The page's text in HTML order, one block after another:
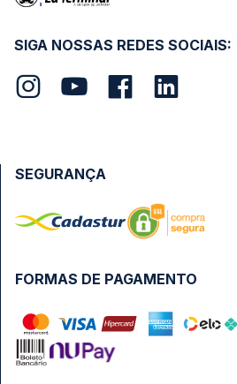
SIGA NOSSAS REDES SOCIAIS:
FORMAS DE PAGAMENTO
SEGURANÇA